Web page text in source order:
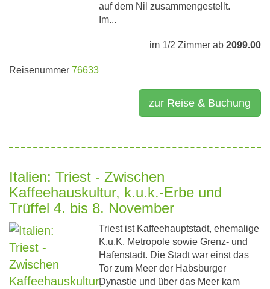
auf dem Nil zusammengestellt.
Im...
im 1/2 Zimmer ab 2099.00
Reisenummer 76633
zur Reise & Buchung
Italien: Triest - Zwischen
Kaffeehauskultur, k.u.k.-Erbe und
Trüffel 4. bis 8. November
Triest ist Kaffeehauptstadt, ehemalige
K.u.K. Metropole sowie Grenz- und
Hafenstadt. Die Stadt war einst das
Tor zum Meer der Habsburger
Dynastie und über das Meer kam